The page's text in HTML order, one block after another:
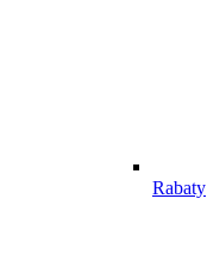
Rabaty